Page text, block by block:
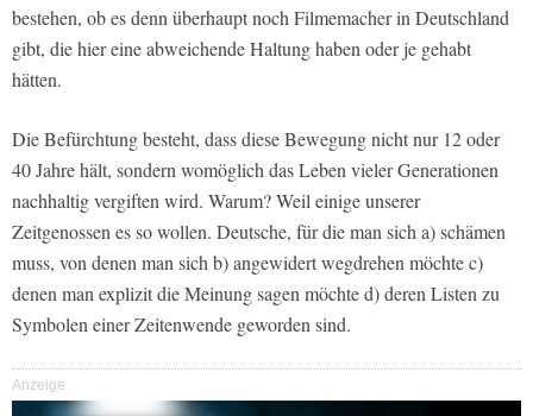
bestehen, ob es denn überhaupt noch Filmemacher in Deutschland
gibt, die hier eine abweichende Haltung haben oder je gehabt
hätten.
Die Befürchtung besteht, dass diese Bewegung nicht nur 12 oder
40 Jahre hält, sondern womöglich das Leben vieler Generationen
nachhaltig vergiften wird. Warum? Weil einige unserer
Zeitgenossen es so wollen. Deutsche, für die man sich a) schämen
muss, von denen man sich b) angewidert wegdrehen möchte c)
denen man explizit die Meinung sagen möchte d) deren Listen zu
Symbolen einer Zeitenwende geworden sind.
Anzeige